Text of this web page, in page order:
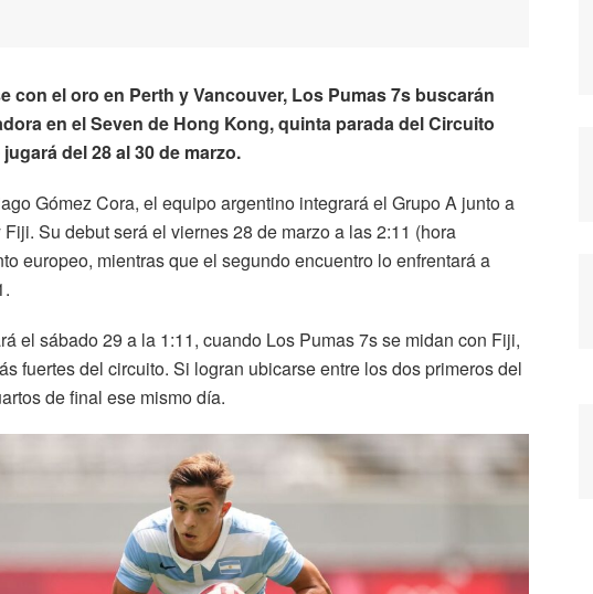
con el oro en Perth y Vancouver, Los Pumas 7s buscarán
en el Seven de Hong Kong, quinta parada del Circuito
del 28 al 30 de marzo.
Gómez Cora, el equipo argentino integrará el Grupo A junto a
Su debut será el viernes 28 de marzo a las 2:11 (hora
europeo, mientras que el segundo encuentro lo enfrentará a
el sábado 29 a la 1:11, cuando Los Pumas 7s se midan con Fiji,
fuertes del circuito. Si logran ubicarse entre los dos primeros del
de final ese mismo día.